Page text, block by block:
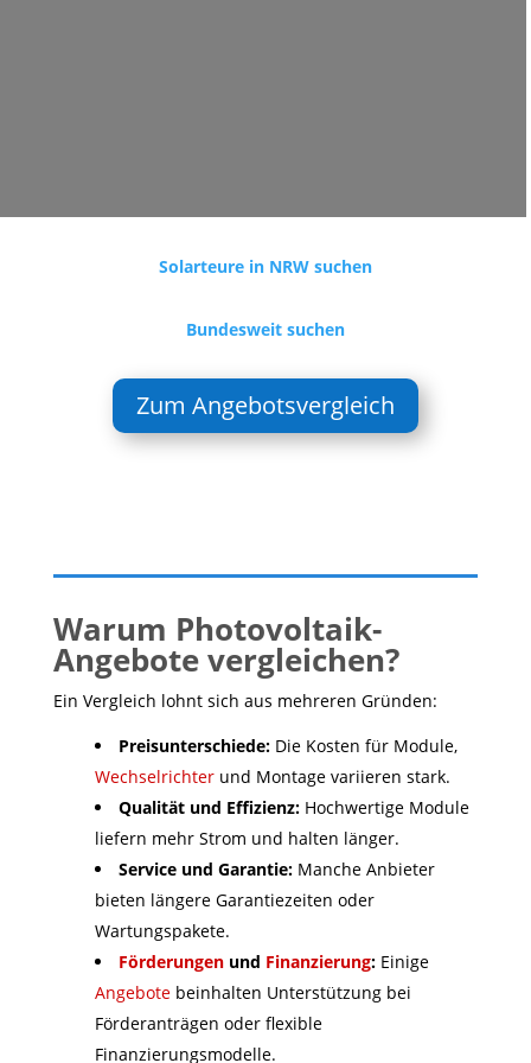
Solarteure in NRW suchen
Bundesweit suchen
Zum Angebotsvergleich
Warum Photovoltaik-
Angebote vergleichen?
Ein Vergleich lohnt sich aus mehreren Gründen:
Preisunterschiede:Die Kosten für Module,
Wechselrichterund Montage variieren stark.
Qualität und Effizienz:Hochwertige Module
liefern mehr Strom und halten länger.
Service und Garantie:Manche Anbieter
bieten längere Garantiezeiten oder
Wartungspakete.
Förderungenund Finanzierung:Einige
Angebotebeinhalten Unterstützung bei
Förderanträgen oder flexible
Finanzierungsmodelle.